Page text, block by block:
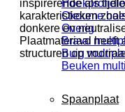
Okoume
Overig
Bravo
Buig
Beuken
Spaanplaat
inspirerende als
karakteristieken
donkere en
Plaatmateriaal heeft
structuren op